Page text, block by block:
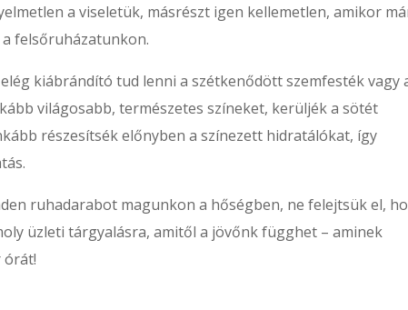
a viseletük, másrészt igen kellemetlen, amikor
felsőruházatunkon.
kiábrándító tud lenni a szétkenődött szemfesték vagy
világosabb, természetes színeket, kerüljék a sötét
részesítsék előnyben a színezett hidratálókat, így
ruhadarabot magunkon a hőségben, ne felejtsük el,
üzleti tárgyalásra, amitől a jövőnk függhet – aminek
órát!